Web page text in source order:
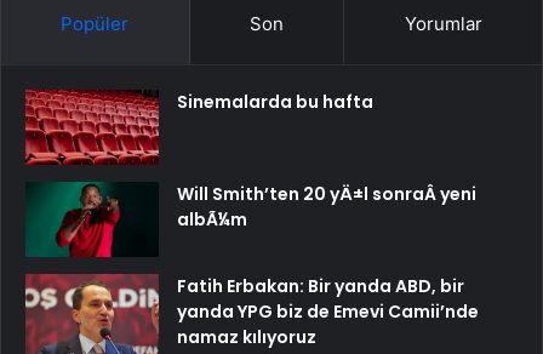
Popüler Son Yorumlar
Sinemalarda bu hafta
Will Smith’ten 20 yÄ±l sonraÂ yeni
albÃ¼m
Fatih Erbakan: Bir yanda ABD, bir
yanda YPG biz de Emevi Camii’nde
namaz kılıyoruz